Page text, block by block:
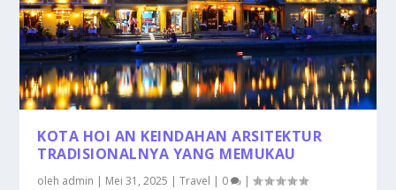
KOTA HOI AN KEINDAHAN ARSITEKTUR
TRADISIONALNYA YANG MEMUKAU
oleh admin | Mei 31, 2025 |Travel | 0 |